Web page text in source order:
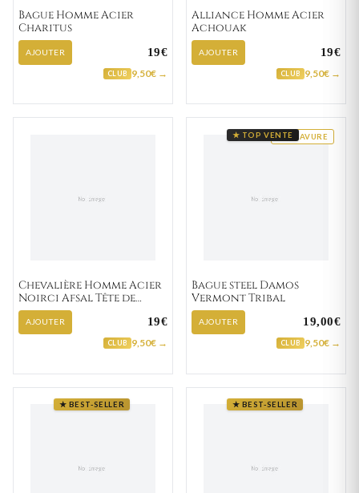
Bague Homme Acier
Charitus
AJOUTER 19€
CLUB 9,50€ →
Alliance Homme Acier
Achouak
AJOUTER 19€
CLUB 9,50€ →
Chevalière Homme Acier
Noirci Afsal Tête de
Mort
AJOUTER 19€
CLUB 9,50€ →
GRAVURE
★ TOP VENTE
Bague steel Damos
Vermont Tribal
AJOUTER 19,00€
CLUB 9,50€ →
★ BEST-SELLER ★ BEST-SELLER